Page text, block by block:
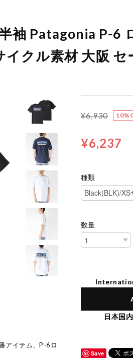
袖 Patagonia P-6
クル素材 大阪 セ
アイテム、P-6ロ
¥6,930
¥6,237
種類
数量
日本国
Save